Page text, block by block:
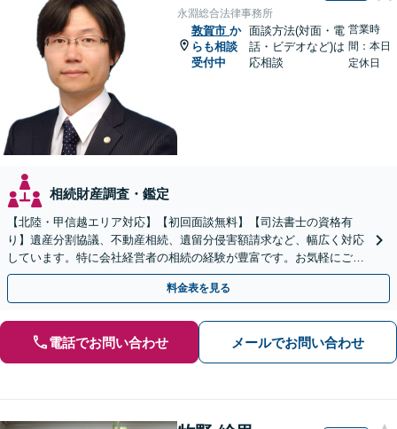
永淵総合法律事務所
敦賀市 か
らも相談
受付中
面談方法(対面・電
話・ビデオなど)は
応相談
営業時
間：本日
定休日
相続財産調査・鑑定
【北陸・甲信越エリア対応】【初回面談無料】【司法書士の資格有
り】遺産分割協議、不動産相続、遺留分侵害額請求など、幅広く対応
しています。特に会社経営者の相続の経験が豊富です。お気軽にご相
談ください。【休日・夜間面談可】【オンライン面談可】
料金表を見る
電話でお問い合わせ メールでお問い合わせ